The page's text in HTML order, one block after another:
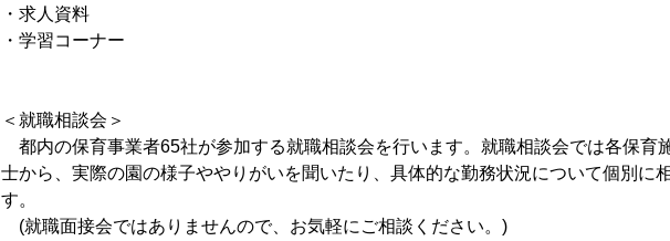
・求人資料
・学習コーナー
＜就職相談会＞
都内の保育事業者65社が参加する就職相談会を行います。就職相談会では各保育
士から、実際の園の様子ややりがいを聞いたり、具体的な勤務状況について個別に
す。
(就職面接会ではありませんので、お気軽にご相談ください。)